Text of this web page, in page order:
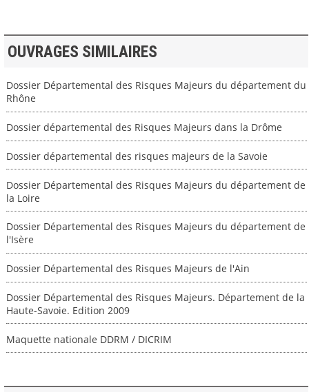
OUVRAGES SIMILAIRES
Dossier Départemental des Risques Majeurs du département du
Rhône
Dossier départemental des Risques Majeurs dans la Drôme
Dossier départemental des risques majeurs de la Savoie
Dossier Départemental des Risques Majeurs du département de
la Loire
Dossier Départemental des Risques Majeurs du département de
l'Isère
Dossier Départemental des Risques Majeurs de l'Ain
Dossier Départemental des Risques Majeurs. Département de la
Haute-Savoie. Edition 2009
Maquette nationale DDRM / DICRIM